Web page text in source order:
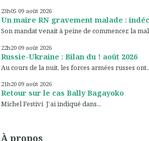
23h05 09 août 2026
Un maire RN gravement malade :
Son mandat venait à peine de commencer, la
22h20 09 août 2026
Russie-Ukraine : Bilan du ! août 2026
Au cours de la nuit, les forces armées russes
21h20 09 août 2026
Retour sur le cas Bally Bagayoko
Michel Festivi J’ai indiqué dans...
À propos